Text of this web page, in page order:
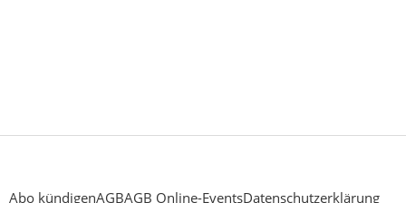
Abo kündigenAGBAGB Online-EventsDatenschutzerklärung